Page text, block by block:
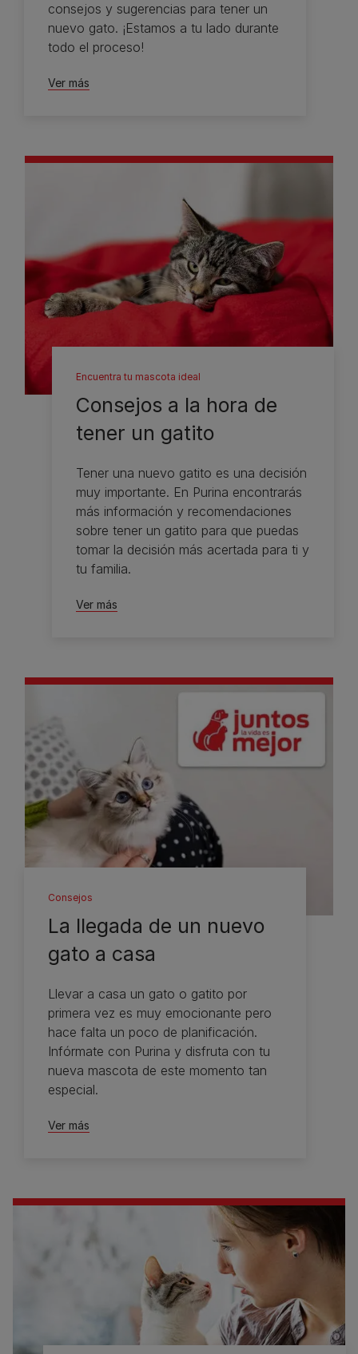
consejos y sugerencias para tener un
nuevo gato. ¡Estamos a tu lado durante
todo el proceso!
Ver más
Encuentra tu mascota ideal
Consejos a la hora de
tener un gatito
Tener una nuevo gatito es una decisión
muy importante. En Purina encontrarás
más información y recomendaciones
sobre tener un gatito para que puedas
tomar la decisión más acertada para ti y
tu familia.
Ver más
Consejos
La llegada de un nuevo
gato a casa
Llevar a casa un gato o gatito por
primera vez es muy emocionante pero
hace falta un poco de planificación.
Infórmate con Purina y disfruta con tu
nueva mascota de este momento tan
especial.
Ver más